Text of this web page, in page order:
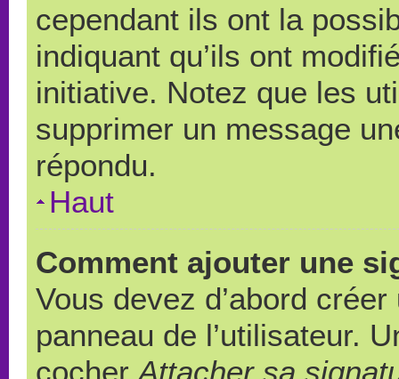
cependant ils ont la
indiquant qu’ils ont
initiative. Notez que les
supprimer un message
répondu.
Haut
Comment ajouter une
Vous devez d’abord
panneau de l’utilisateur.
cocher Attacher sa